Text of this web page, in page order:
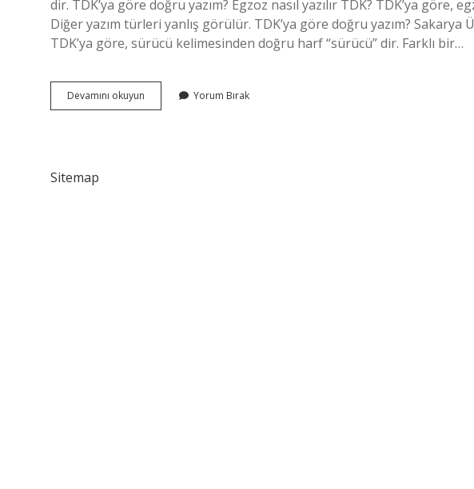
dir. TDK’ya göre doğru yazım? Egzoz nasıl yazılır TDK? TDK’ya göre,
Diğer yazım türleri yanlış görülür. TDK’ya göre doğru yazım? Sakarya
TDK’ya göre, sürücü kelimesinden doğru harf “sürücü” dir. Farklı bir…
Devamını okuyun
Ya
Yorum Bırak
Sitemap